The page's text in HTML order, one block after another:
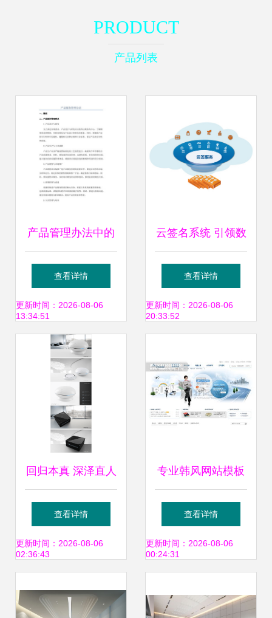
PRODUCT
产品列表
产品管理办法中的
设计服务规范 流
程、职责与质量控
制
查看详情
更新时间：2026-08-06
13:34:51
云签名系统 引领数
字化转型的高效设
计服务
查看详情
更新时间：2026-08-06
20:33:52
回归本真 深泽直人
与他的设计哲学
查看详情
更新时间：2026-08-06
02:36:43
专业韩风网站模板
高质量PSD素材下
载与设计服务指南
查看详情
更新时间：2026-08-06
00:24:31